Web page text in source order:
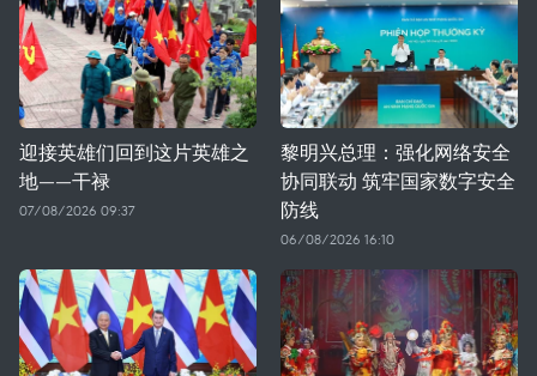
迎接英雄们回到这片英雄之
地——干禄
07/08/2026 09:37
黎明兴总理：强化网络安全
协同联动 筑牢国家数字安全
防线
06/08/2026 16:10